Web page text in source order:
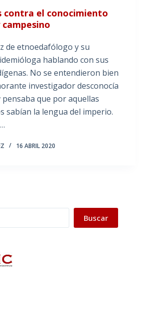
contra el conocimiento
de etnoedafólogo y su
hablando con sus
No se entendieron bien
investigador desconocía
pensaba que por aquellas
sabían la lengua del imperio.
16 ABRIL 2020
Buscar